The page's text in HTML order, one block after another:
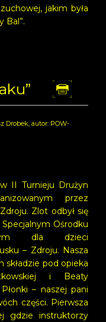
jakim była
Bal”.
Drobek, autor: POW-
II Turnieju Drużyn
przez
Zlot odbył się
Ośrodku
dla dzieci
– Zdroju. Nasza
składzie pod opieka
i Beaty
– naszej pani
części. Pierwsza
gdzie instruktorzy